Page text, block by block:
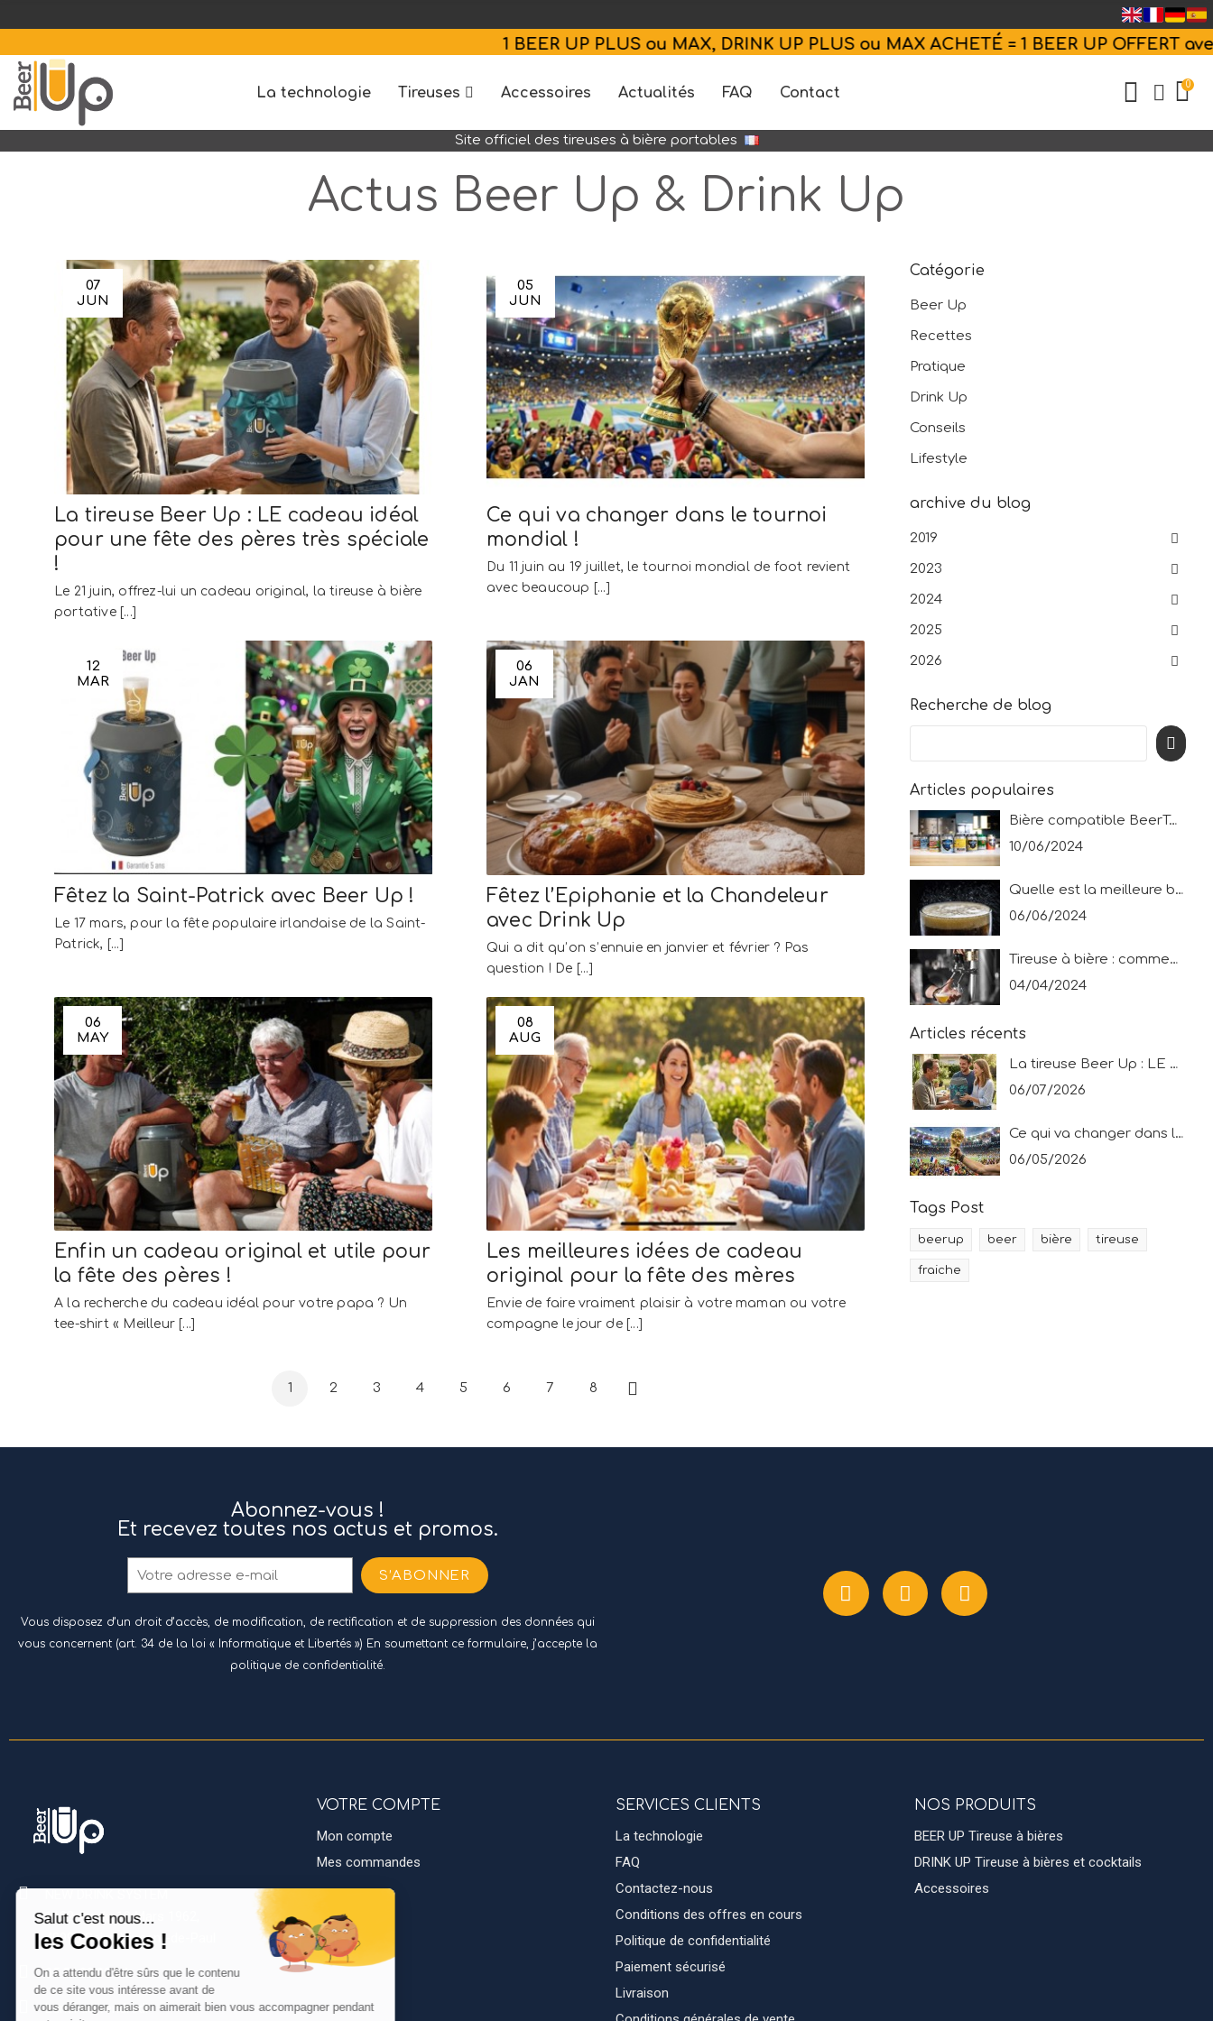
1 BEER UP PLUS ou MAX, DRINK UP PLUS ou MAX ACHETÉ = 1 BEER UP OFFERT avecCODE 1=2
La technologie Tireuses Accessoires Actualités FAQ Contact
0
Site officiel des tireuses à bière portables
Actus Beer Up & Drink Up
07
JUN
La tireuse Beer Up : LE cadeau idéal
pour une fête des pères très spéciale
!
Le 21 juin, offrez-lui un cadeau original, la tireuse à bière
portative [...]
05
JUN
Ce qui va changer dans le tournoi
mondial !
Du 11 juin au 19 juillet, le tournoi mondial de foot revient
avec beaucoup [...]
12
MAR
Fêtez la Saint-Patrick avec Beer Up !
Le 17 mars, pour la fête populaire irlandaise de la Saint-
Patrick, [...]
06
JAN
Fêtez l’Epiphanie et la Chandeleur
avec Drink Up
Qui a dit qu’on s’ennuie en janvier et février ? Pas
question ! De [...]
06
MAY
Enfin un cadeau original et utile pour
la fête des pères !
A la recherche du cadeau idéal pour votre papa ? Un
tee-shirt « Meilleur [...]
08
AUG
Les meilleures idées de cadeau
original pour la fête des mères
Envie de faire vraiment plaisir à votre maman ou votre
compagne le jour de [...]
1 2 3 4 5 6 7 8
Suivant
Catégorie
Beer Up
Recettes
Pratique
Drink Up
Conseils
Lifestyle
archive du blog
2019
2023
2024
2025
2026
Recherche de blog
Articles populaires
Bière compatible BeerTender® : découvrez les bières possibles pour les tireuses New Drink System !
10/06/2024
Quelle est la meilleure bière ? Le top 10 des français en 2024 !
06/06/2024
Tireuse à bière : comment servir une bière pression ?
04/04/2024
Articles récents
La tireuse Beer Up : LE cadeau idéal pour une fête des pères très spéciale !
06/07/2026
Ce qui va changer dans le tournoi mondial !
06/05/2026
Tags Post
beerup beer bière tireuse
fraiche
Abonnez-vous !
Et recevez toutes nos actus et promos.
S’ABONNER
Vous disposez d’un droit d’accès, de modification, de rectification et de suppression des données qui
vous concernent (art. 34 de la loi « Informatique et Libertés ») En soumettant ce formulaire, j’accepte la
politique de confidentialité.
1122 Av. du 19 Mars 1962,
40990 Saint-Vincent-de-Paul
05.54.38.00.04
Lundi au vendredi
VOTRE COMPTE
Mon compte
Mes commandes
SERVICES CLIENTS
La technologie
FAQ
Contactez-nous
Conditions des offres en cours
Politique de confidentialité
Paiement sécurisé
Livraison
NOS PRODUITS
BEER UP Tireuse à bières
DRINK UP Tireuse à bières et cocktails
Accessoires